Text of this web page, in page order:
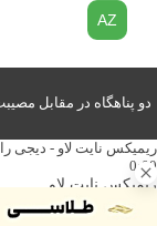
AZ
دو پناهگاه در مقابل
ریمیکس نایت لاو - دیجی
0:00
ریمیکس نایت لاو
دیجی رانکس